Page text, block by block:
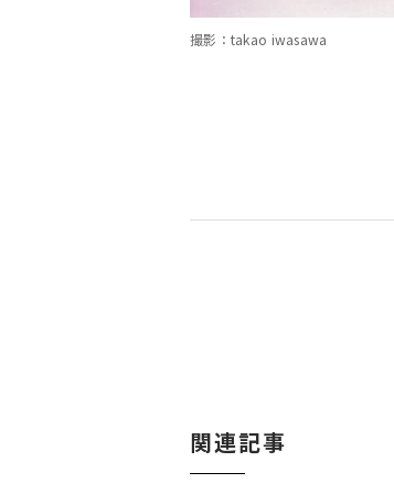
撮影：takao iwasawa
関連記事